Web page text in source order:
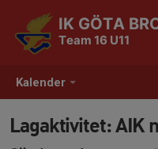
Kalender
IK GÖTA
Team 16 U11
Lagaktivitet: AIK